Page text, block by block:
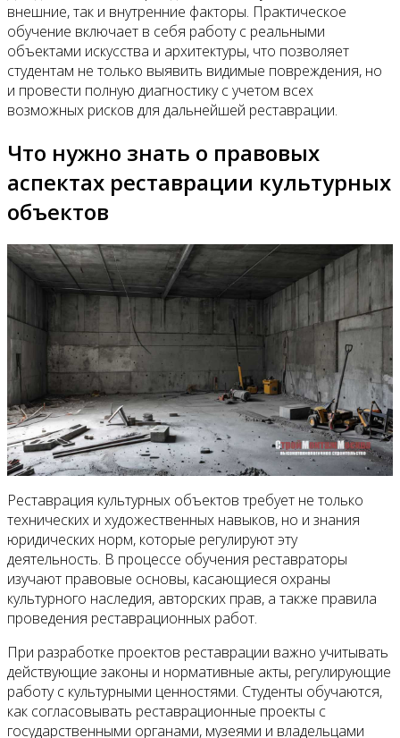
внешние, так и внутренние факторы. Практическое
обучение включает в себя работу с реальными
объектами искусства и архитектуры, что позволяет
студентам не только выявить видимые повреждения, но
и провести полную диагностику с учетом всех
возможных рисков для дальнейшей реставрации.
Что нужно знать о правовых
аспектах реставрации культурных
объектов
Реставрация культурных объектов требует не только
технических и художественных навыков, но и знания
юридических норм, которые регулируют эту
деятельность. В процессе обучения реставраторы
изучают правовые основы, касающиеся охраны
культурного наследия, авторских прав, а также правила
проведения реставрационных работ.
При разработке проектов реставрации важно учитывать
действующие законы и нормативные акты, регулирующие
работу с культурными ценностями. Студенты обучаются,
как согласовывать реставрационные проекты с
государственными органами, музеями и владельцами